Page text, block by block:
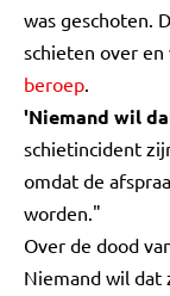
was geschoten.
schieten over en
beroep.
'Niemand wil
schietincident
omdat de
worden."
Over de dood
Niemand wil dat